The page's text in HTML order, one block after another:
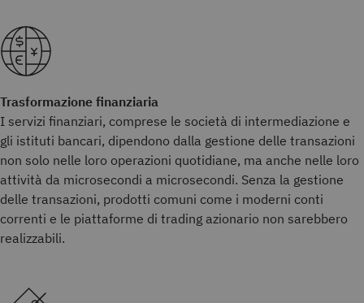
Trasformazione finanziaria
I servizi finanziari, comprese le società di intermediazione e
gli istituti bancari, dipendono dalla gestione delle transazioni
non solo nelle loro operazioni quotidiane, ma anche nelle loro
attività da microsecondi a microsecondi. Senza la gestione
delle transazioni, prodotti comuni come i moderni conti
correnti e le piattaforme di trading azionario non sarebbero
realizzabili.